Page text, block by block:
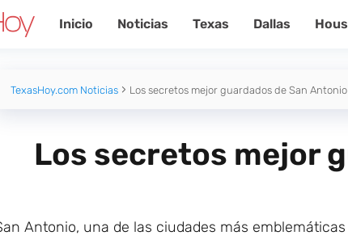
Inicio Noticias Texas Dallas
TexasHoy.com Noticias Los secretos mejor guardados de San Antonio
Los secretos mejor
Antonio, una de las ciudades más